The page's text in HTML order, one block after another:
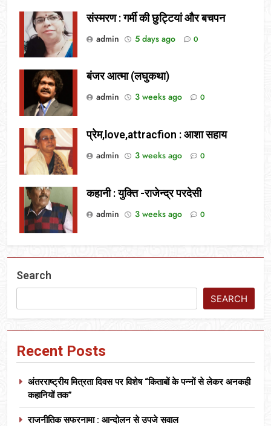
संस्मरण : गर्मी की छुट्टियां और बचपन
admin
5 days ago 0
बंजर आत्मा (लघुकथा)
admin
3 weeks ago 0
प्रेम,love,attracfion : आशा सहाय
admin
3 weeks ago 0
कहानी : युक्ति -राजेन्द्र परदेसी
admin
3 weeks ago 0
Search
SEARCH
Recent Posts
अंतरराष्ट्रीय मित्रता दिवस पर विशेष “किताबों के पन्नों से लेकर अनकही
कहानियों तक”
राजनीतिक सफरनामा : आन्दोलन से उपजे सवाल